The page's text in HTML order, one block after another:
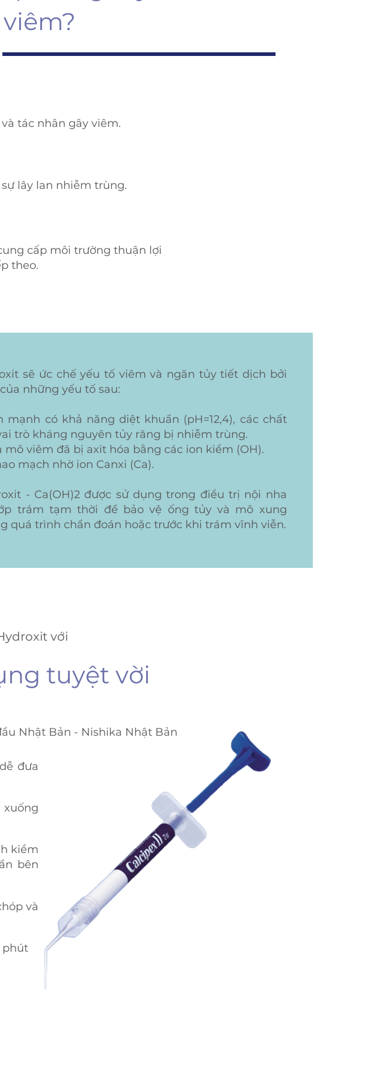
tác nhân gây viêm.
lây lan nhiễm trùng.
cấp môi trường thuận lợi
theo.
sẽ ức chế yếu tố viêm và ngăn tủy tiết dịch bởi
những yếu tố sau:
mạnh có khả năng diệt khuẩn (pH=12,4), các chất
trò kháng nguyên tủy răng bị nhiễm trùng.
mô viêm đã bị axit hóa bằng các ion kiềm (OH).
mạch nhờ ion Canxi (Ca).
- Ca(OH)2 được sử dụng trong điều trị nội nha
trám tạm thời để bảo vệ ống tủy và mô xung
quá trình chẩn đoán hoặc trước khi trám vĩnh viễn.
với
tuyệt vời
Nhật Bản - Nishika Nhật Bản
đưa
kiềm
bên
và
phút